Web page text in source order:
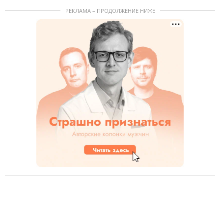
РЕКЛАМА – ПРОДОЛЖЕНИЕ НИЖЕ